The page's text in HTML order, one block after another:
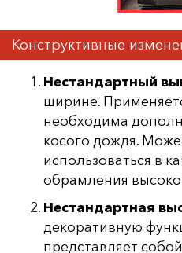
Конструктивные
Нестандартный
ширине.
необходима
косого дождя.
использоваться в
обрамления
Нестандартная
декоративную
представляет